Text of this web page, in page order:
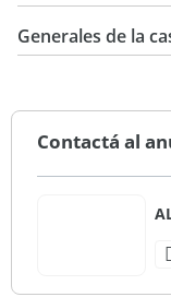
Generales de la
Contactá al